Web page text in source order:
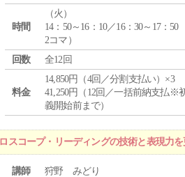
時間
（火 ）
14：50～16：10／16：30～17：50
2コマ）
回数
全12回
料金
14,850円（4回／分割支払い）×3
41,250円（12回／一括前納支払※
義開始前まで）
コープ・リーディングの技術と表現力
講師 狩野 みどり